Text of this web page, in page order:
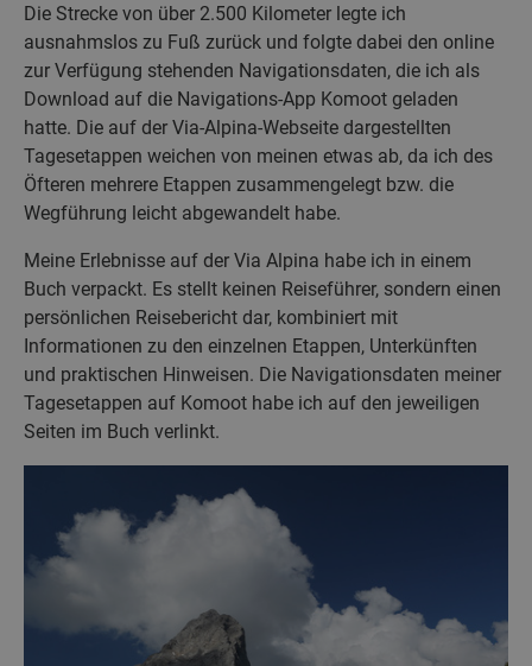
Die Strecke von über 2.500 Kilometer legte ich
ausnahmslos zu Fuß zurück und folgte dabei den online
zur Verfügung stehenden Navigationsdaten, die ich als
Download auf die Navigations-App Komoot geladen
hatte. Die auf der Via-Alpina-Webseite dargestellten
Tagesetappen weichen von meinen etwas ab, da ich des
Öfteren mehrere Etappen zusammengelegt bzw. die
Wegführung leicht abgewandelt habe.
Meine Erlebnisse auf der Via Alpina habe ich in einem
Buch verpackt. Es stellt keinen Reiseführer, sondern einen
persönlichen Reisebericht dar, kombiniert mit
Informationen zu den einzelnen Etappen, Unterkünften
und praktischen Hinweisen. Die Navigationsdaten meiner
Tagesetappen auf Komoot habe ich auf den jeweiligen
Seiten im Buch verlinkt.